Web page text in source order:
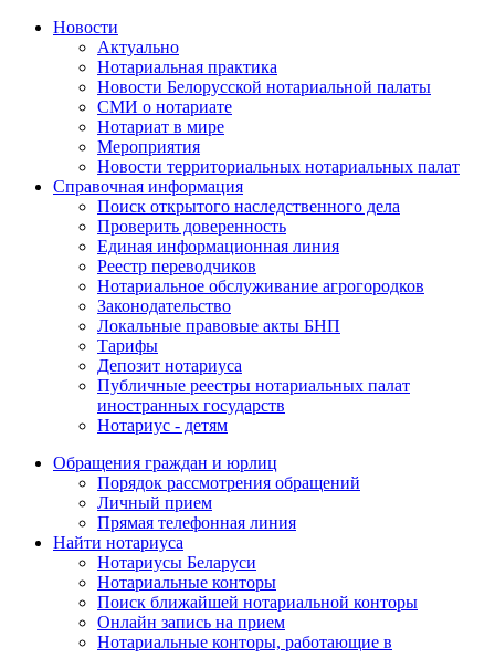
Новости
Актуально
Нотариальная практика
Новости Белорусской нотариальной палаты
СМИ о нотариате
Нотариат в мире
Мероприятия
Новости территориальных нотариальных палат
Справочная информация
Поиск открытого наследственного дела
Проверить доверенность
Единая информационная линия
Реестр переводчиков
Нотариальное обслуживание агрогородков
Законодательство
Локальные правовые акты БНП
Тарифы
Депозит нотариуса
Публичные реестры нотариальных палат
иностранных государств
Нотариус - детям
Обращения граждан и юрлиц
Порядок рассмотрения обращений
Личный прием
Прямая телефонная линия
Найти нотариуса
Нотариусы Беларуси
Нотариальные конторы
Поиск ближайшей нотариальной конторы
Онлайн запись на прием
Нотариальные конторы, работающие в